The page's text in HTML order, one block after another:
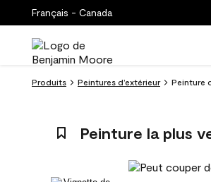
Français - Canada
Produits Peintures d’extérieur Peinture
Peinture la plus